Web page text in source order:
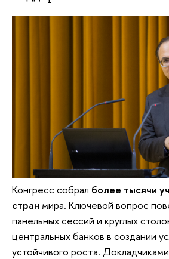
Конгресс собрал более тысячи
стран мира. Ключевой вопрос
панельных сессий и круглых
центральных банков в создании
устойчивого роста.